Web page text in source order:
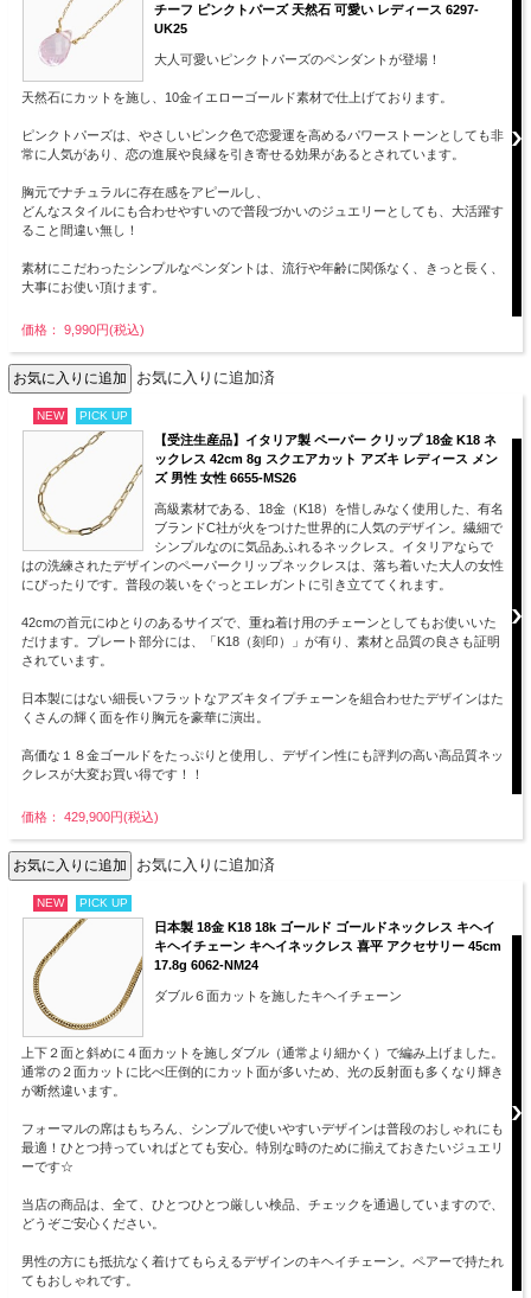
チーフ ピンクトパーズ 天然石 可愛い レディース 6297-
UK25
大人可愛いピンクトパーズのペンダントが登場！
天然石にカットを施し、10金イエローゴールド素材で仕上げております。
ピンクトパーズは、やさしいピンク色で恋愛運を高めるパワーストーンとしても非
常に人気があり、恋の進展や良縁を引き寄せる効果があるとされています。
胸元でナチュラルに存在感をアピールし、
どんなスタイルにも合わせやすいので普段づかいのジュエリーとしても、大活躍す
ること間違い無し！
素材にこだわったシンプルなペンダントは、流行や年齢に関係なく、きっと長く、
大事にお使い頂けます。
価格： 9,990円(税込)
お気に入りに追加済
NEW PICK UP
【受注生産品】イタリア製 ペーパー クリップ 18金 K18 ネ
ックレス 42cm 8g スクエアカット アズキ レディース メン
ズ 男性 女性 6655-MS26
高級素材である、18金（K18）を惜しみなく使用した、有名
ブランドC社が火をつけた世界的に人気のデザイン。繊細で
シンプルなのに気品あふれるネックレス。イタリアならで
はの洗練されたデザインのペーパークリップネックレスは、落ち着いた大人の女性
にぴったりです。普段の装いをぐっとエレガントに引き立ててくれます。
42cmの首元にゆとりのあるサイズで、重ね着け用のチェーンとしてもお使いいた
だけます。プレート部分には、「K18（刻印）」が有り、素材と品質の良さも証明
されています。
日本製にはない細長いフラットなアズキタイプチェーンを組合わせたデザインはた
くさんの輝く面を作り胸元を豪華に演出。
高価な１８金ゴールドをたっぷりと使用し、デザイン性にも評判の高い高品質ネッ
クレスが大変お買い得です！！
価格： 429,900円(税込)
お気に入りに追加済
NEW PICK UP
日本製 18金 K18 18k ゴールド ゴールドネックレス キヘイ
キヘイチェーン キヘイネックレス 喜平 アクセサリー 45cm
17.8g 6062-NM24
ダブル６面カットを施したキヘイチェーン
上下２面と斜めに４面カットを施しダブル（通常より細かく）で編み上げました。
通常の２面カットに比べ圧倒的にカット面が多いため、光の反射面も多くなり輝き
が断然違います。
フォーマルの席はもちろん、シンプルで使いやすいデザインは普段のおしゃれにも
最適！ひとつ持っていればとても安心。特別な時のために揃えておきたいジュエリ
ーです☆
当店の商品は、全て、ひとつひとつ厳しい検品、チェックを通過していますので、
どうぞご安心ください。
男性の方にも抵抗なく着けてもらえるデザインのキヘイチェーン。ペアーで持たれ
てもおしゃれです。